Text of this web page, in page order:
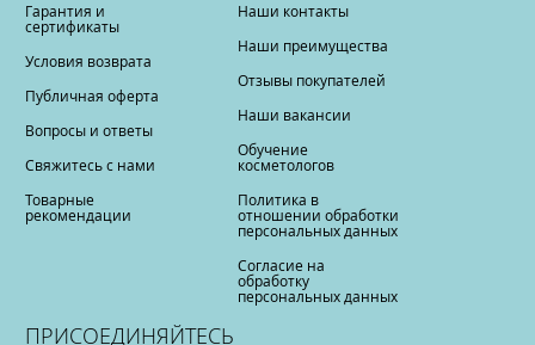
Гарантия и
сертификаты
Условия возврата
Публичная оферта
Вопросы и ответы
Свяжитесь с нами
Товарные
рекомендации
Наши контакты
Наши преимущества
Отзывы покупателей
Наши вакансии
Обучение
косметологов
Политика в
отношении обработки
персональных данных
Согласие на
обработку
персональных данных
ПРИСОЕДИНЯЙТЕСЬ